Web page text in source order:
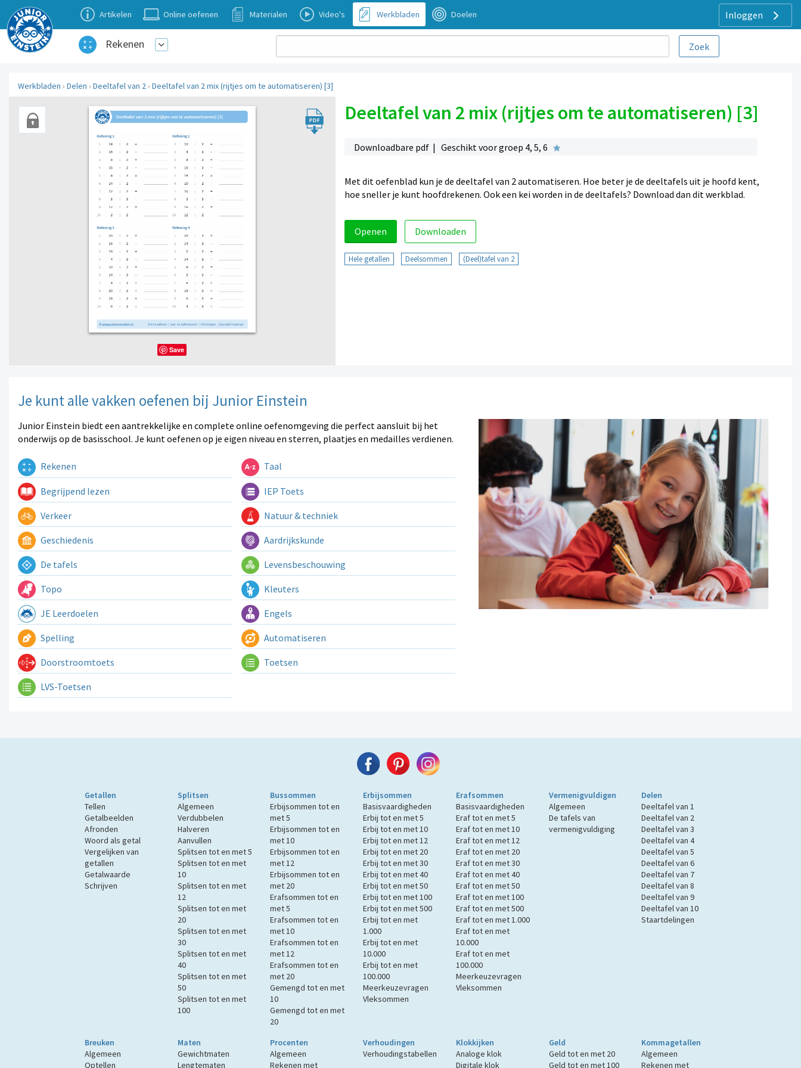
Inloggen
Artikelen Online oefenen Materialen Video's Werkbladen Doelen
Rekenen
Werkbladen › Delen › Deeltafel van 2 › Deeltafel van 2 mix (rijtjes om te automatiseren) [3]
Deeltafel van 2 mix (rijtjes om te automatiseren) [3]
Downloadbare pdf | Geschikt voor groep 4, 5, 6
Met dit oefenblad kun je de deeltafel van 2 automatiseren. Hoe beter je de deeltafels uit je hoofd kent,
hoe sneller je kunt hoofdrekenen. Ook een kei worden in de deeltafels? Download dan dit werkblad.
Openen Downloaden
Hele getallen Deelsommen (Deel)tafel van 2
Save
Je kunt alle vakken oefenen bij Junior Einstein
Junior Einstein biedt een aantrekkelijke en complete online oefenomgeving die perfect aansluit bij het
onderwijs op de basisschool. Je kunt oefenen op je eigen niveau en sterren, plaatjes en medailles verdienen.
Rekenen Taal
Begrijpend lezen IEP Toets
Verkeer Natuur & techniek
Geschiedenis Aardrijkskunde
De tafels Levensbeschouwing
Topo Kleuters
JE Leerdoelen Engels
Spelling Automatiseren
Doorstroomtoets Toetsen
LVS-Toetsen
Getallen
Tellen
Getalbeelden
Afronden
Woord als getal
Vergelijken van
getallen
Getalwaarde
Schrijven
Splitsen
Algemeen
Verdubbelen
Halveren
Aanvullen
Splitsen tot en met 5
Splitsen tot en met
10
Splitsen tot en met
12
Splitsen tot en met
20
Splitsen tot en met
30
Splitsen tot en met
40
Splitsen tot en met
50
Splitsen tot en met
100
Bussommen
Erbijsommen tot en
met 5
Erbijsommen tot en
met 10
Erbijsommen tot en
met 12
Erbijsommen tot en
met 20
Erafsommen tot en
met 5
Erafsommen tot en
met 10
Erafsommen tot en
met 12
Erafsommen tot en
met 20
Gemengd tot en met
10
Gemengd tot en met
20
Erbijsommen
Basisvaardigheden
Erbij tot en met 5
Erbij tot en met 10
Erbij tot en met 12
Erbij tot en met 20
Erbij tot en met 30
Erbij tot en met 40
Erbij tot en met 50
Erbij tot en met 100
Erbij tot en met 500
Erbij tot en met
1.000
Erbij tot en met
10.000
Erbij tot en met
100.000
Meerkeuzevragen
Vleksommen
Erafsommen
Basisvaardigheden
Eraf tot en met 5
Eraf tot en met 10
Eraf tot en met 12
Eraf tot en met 20
Eraf tot en met 30
Eraf tot en met 40
Eraf tot en met 50
Eraf tot en met 100
Eraf tot en met 500
Eraf tot en met 1.000
Eraf tot en met
10.000
Eraf tot en met
100.000
Meerkeuzevragen
Vleksommen
Vermenigvuldigen
Algemeen
De tafels van
vermenigvuldiging
Delen
Deeltafel van 1
Deeltafel van 2
Deeltafel van 3
Deeltafel van 4
Deeltafel van 5
Deeltafel van 6
Deeltafel van 7
Deeltafel van 8
Deeltafel van 9
Deeltafel van 10
Staartdelingen
Breuken
Algemeen
Optellen
Maten
Gewichtmaten
Lengtematen
Procenten
Algemeen
Rekenen met
Verhoudingen
Verhoudingstabellen
Klokkijken
Analoge klok
Digitale klok
Geld
Geld tot en met 20
Geld tot en met 100
Kommagetallen
Algemeen
Rekenen met